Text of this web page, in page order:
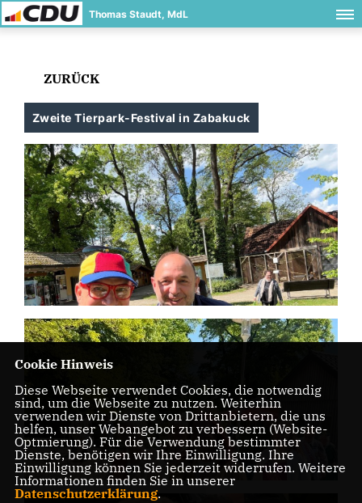
Thomas Staudt, MdL
ZURÜCK
Zweite Tierpark-Festival in Zabakuck
Cookie Hinweis
Diese Webseite verwendet Cookies, die notwendig
sind, um die Webseite zu nutzen. Weiterhin
verwenden wir Dienste von Drittanbietern, die uns
helfen, unser Webangebot zu verbessern (Website-
Optmierung). Für die Verwendung bestimmter
Dienste, benötigen wir Ihre Einwilligung. Ihre
Einwilligung können Sie jederzeit widerrufen. Weitere
Informationen finden Sie in unserer
Datenschutzerklärung.